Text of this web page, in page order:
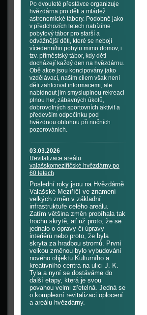
Po dvouleté přestávce organizuje
hvězdárna pro děti a mládež
astronomické tábory. Podobně jako
v předchozích letech nabízíme
pobytový tábor pro starší a
odvážnější děti, které se nebojí
vícedenního pobytu mimo domov, i
tzv. příměstský tábor, kdy děti
docházejí každý den na hvězdárnu.
Obě akce jsou koncipovány jako
vzdělávací, naším cílem však není
děti zahlcovat informacemi, ale
nabídnout jim smysluplnou rekreaci
plnou her, zábavných úkolů,
dobrovolných sportovních aktivit a
především odpočinku pod
hvězdnou oblohou při nočních
pozorováních.
03.03.2026
Revitalizace areálu
valašskomeziříčské hvězdárny po
60 letech
Poslední roky jsou na Hvězdárně
Valašské Meziříčí ve znamení
velkých změn v základní
infrastruktuře celého areálu.
Zatím většina změn probíhala tak
trochu skrytě, ať už proto, že se
jednalo o opravy či úpravy
interiérů nebo proto, že byla
skryta za hradbou stromů. První
velkou změnou bylo vybudování
nového objektu Kulturního a
kreativního centra na ulici J. K.
Tyla a nyní se dostáváme do
další etapy, která je svou
povahou velmi zřetelná. Jedná se
o komplexní revitalizaci oplocení
a areálu hvězdárny.